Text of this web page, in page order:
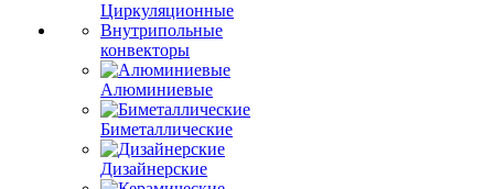
Циркуляционные
Внутрипольные
конвекторы
Алюминиевые
Биметаллические
Дизайнерские